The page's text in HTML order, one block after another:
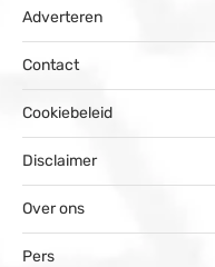
Adverteren
Contact
Cookiebeleid
Disclaimer
Over ons
Pers